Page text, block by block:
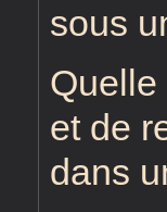
sous
Quelle
et de
dans